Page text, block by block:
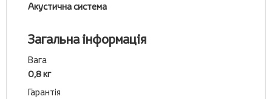
Акустична система
Загальна інформація
Вага
0,8 кг
Гарантія